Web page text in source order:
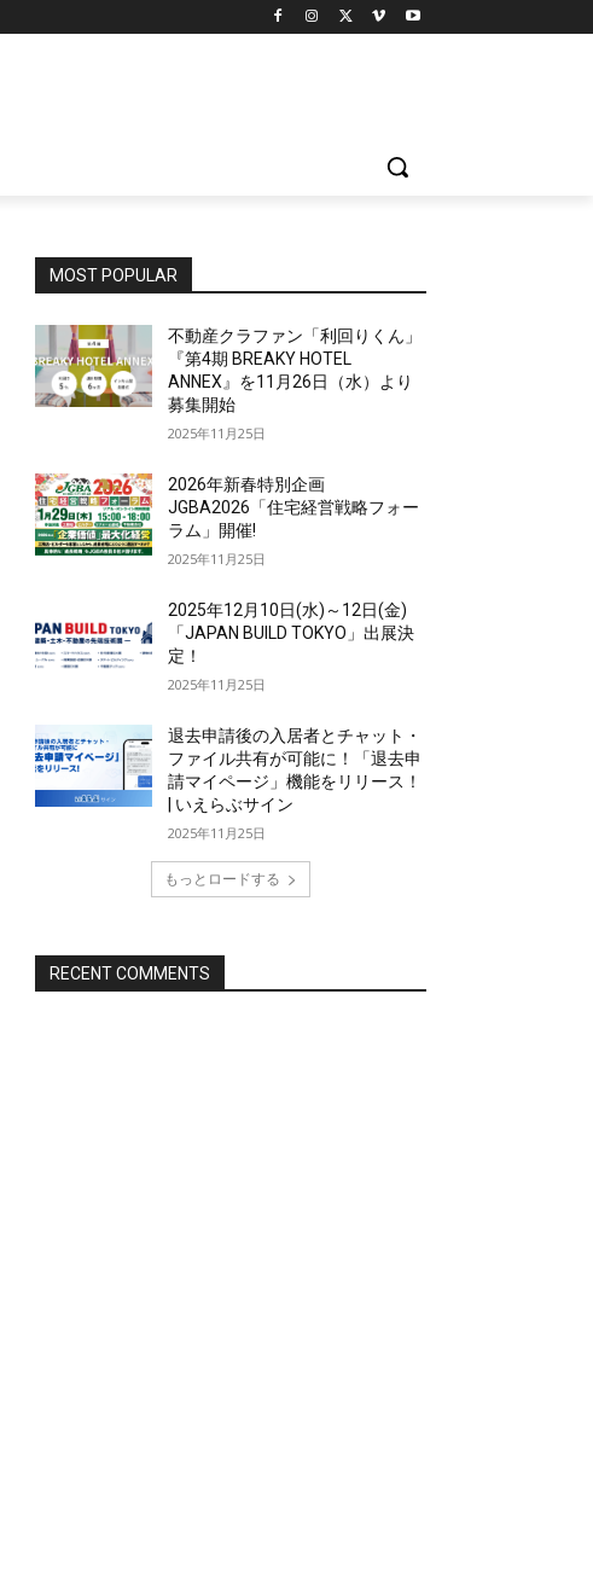
MOST POPULAR
不動産クラファン「利回りくん」
『第4期 BREAKY HOTEL
ANNEX』を11月26日（水）より
募集開始
2025年11月25日
2026年新春特別企画
JGBA2026「住宅経営戦略フォー
ラム」開催!
2025年11月25日
2025年12月10日(水)～12日(金)
「JAPAN BUILD TOKYO」出展決
定！
2025年11月25日
退去申請後の入居者とチャット・
ファイル共有が可能に！「退去申
請マイページ」機能をリリース！
| いえらぶサイン
2025年11月25日
もっとロードする
RECENT COMMENTS